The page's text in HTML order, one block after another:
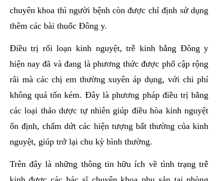
chuyên khoa thì người bệnh còn được chỉ định sử dụng
thêm các bài thuốc Đông y.
Điều trị rối loạn kinh nguyệt, trễ kinh bằng Đông y
hiện nay đã và đang là phương thức được phổ cập rộng
rãi mà các chị em thường xuyên áp dụng, với chi phí
không quá tốn kém. Đây là phương pháp điều trị bằng
các loại thảo dược tự nhiên giúp điều hòa kinh nguyệt
ổn định, chấm dứt các hiện tượng bất thường của kinh
nguyệt, giúp trở lại chu kỳ bình thường.
Trên đây là những thông tin hữu ích về tình trạng trễ